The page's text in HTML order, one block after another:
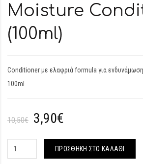
Moisture
(100ml)
Conditioner με ελαφριά formula για
100ml
10,50€ 3,90€
ΠΡΟΣΘΉΚΗ ΣΤΟ ΚΑΛΆΘΙ